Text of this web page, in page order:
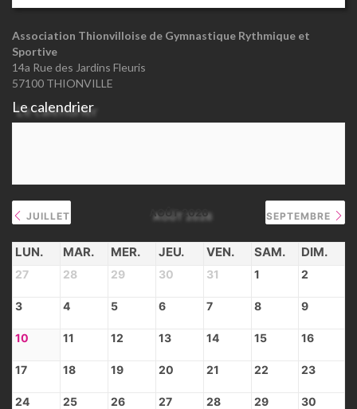
Association Thionvilloise de Gymnastique Rythmique et
Sportive
14a Rue des Jardins Fleuris
57100 THIONVILLE
Le calendrier
JUILLET AOÛT 2026 SEPTEMBRE
LUN. MAR. MER. JEU. VEN. SAM. DIM.
27 28 29 30 31 1 2
3 4 5 6 7 8 9
10 11 12 13 14 15 16
17 18 19 20 21 22 23
24 25 26 27 28 29 30